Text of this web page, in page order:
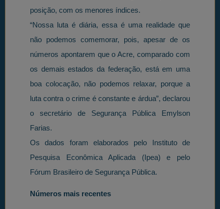
posição, com os menores índices.
“Nossa luta é diária, essa é uma realidade que
não podemos comemorar, pois, apesar de os
números apontarem que o Acre, comparado com
os demais estados da federação, está em uma
boa colocação, não podemos relaxar, porque a
luta contra o crime é constante e árdua”, declarou
o secretário de Segurança Pública Emylson
Farias.
Os dados foram elaborados pelo Instituto de
Pesquisa Econômica Aplicada (Ipea) e pelo
Fórum Brasileiro de Segurança Pública.
Números mais recentes